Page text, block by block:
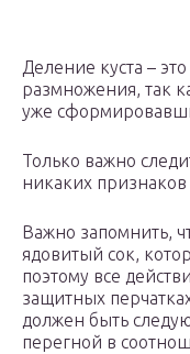
Деление куста –
размножения, так
уже
Только важно
никаких
Важно запомнить,
ядовитый сок,
поэтому все
защитных
должен быть
перегной в